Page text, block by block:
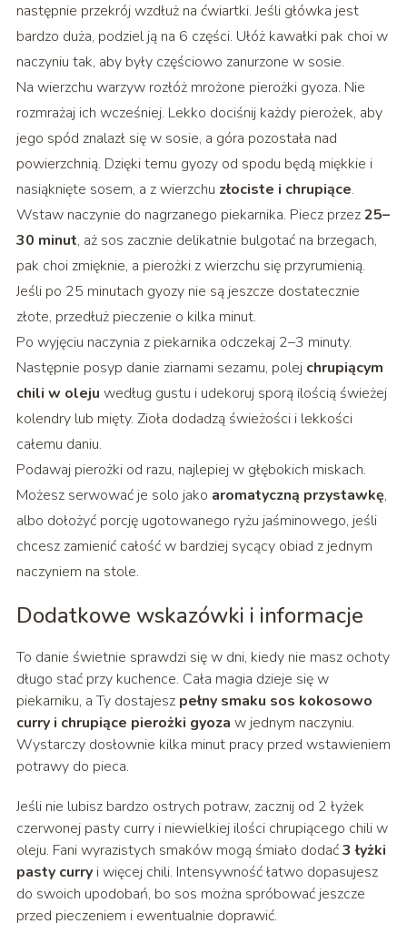
następnie przekrój wzdłuż na ćwiartki. Jeśli główka jest
bardzo duża, podziel ją na 6 części. Ułóż kawałki pak choi w
naczyniu tak, aby były częściowo zanurzone w sosie.
Na wierzchu warzyw rozłóż mrożone pierożki gyoza. Nie
rozmrażaj ich wcześniej. Lekko dociśnij każdy pierożek, aby
jego spód znalazł się w sosie, a góra pozostała nad
powierzchnią. Dzięki temu gyozy od spodu będą miękkie i
nasiąknięte sosem, a z wierzchu złociste i chrupiące.
Wstaw naczynie do nagrzanego piekarnika. Piecz przez25–
30 minut, aż sos zacznie delikatnie bulgotać na brzegach,
pak choi zmięknie, a pierożki z wierzchu się przyrumienią.
Jeśli po 25 minutach gyozy nie są jeszcze dostatecznie
złote, przedłuż pieczenie o kilka minut.
Po wyjęciu naczynia z piekarnika odczekaj 2–3 minuty.
Następnie posyp danie ziarnami sezamu, polej chrupiącym
chili w oleju według gustu i udekoruj sporą ilością świeżej
kolendry lub mięty. Zioła dodadzą świeżości i lekkości
całemu daniu.
Podawaj pierożki od razu, najlepiej w głębokich miskach.
Możesz serwować je solo jako aromatyczną przystawkę,
albo dołożyć porcję ugotowanego ryżu jaśminowego, jeśli
chcesz zamienić całość w bardziej sycący obiad z jednym
naczyniem na stole.
Dodatkowe wskazówki i informacje
To danie świetnie sprawdzi się w dni, kiedy nie masz ochoty
długo stać przy kuchence. Cała magia dzieje się w
piekarniku, a Ty dostajesz pełny smaku sos kokosowo
curry i chrupiące pierożki gyoza w jednym naczyniu.
Wystarczy dosłownie kilka minut pracy przed wstawieniem
potrawy do pieca.
Jeśli nie lubisz bardzo ostrych potraw, zacznij od 2 łyżek
czerwonej pasty curry i niewielkiej ilości chrupiącego chili w
oleju. Fani wyrazistych smaków mogą śmiało dodać3 łyżki
pasty curryi więcej chili. Intensywność łatwo dopasujesz
do swoich upodobań, bo sos można spróbować jeszcze
przed pieczeniem i ewentualnie doprawić.